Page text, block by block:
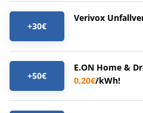
+30€
Verivox
+50€
E.ON Home &
0,20€/kWh!